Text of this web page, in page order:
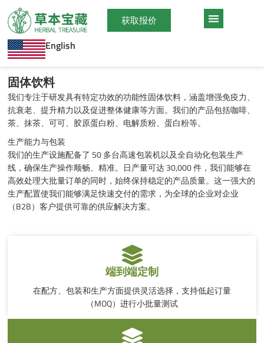
至
容
获取报价
English
固体饮料
我们专注于研发具有特定功效的功能性固体饮料，涵盖增强免疫力、
抗衰老、提升精力以及促进整体健康等方面。我们的产品包括咖啡、
茶、抹茶、可可、胶原蛋白粉、电解质粉、蛋白粉等。
生产能力与包装
我们的生产设施配备了 50 多台高速包装机以及全自动化包装生产
线，确保生产操作顺畅、精准。日产量可达 30,000 件，我们能够在
高效处理大批量订单的同时，始终保持稳定的产品质量。这一强大的
生产配置使我们能够满足快速交付的需求，为全球的企业对企业
（B2B）客户提供可靠的供应解决方案。
端到端定制
在配方、包装和生产方面提供灵活选择，支持低起订量
（MOQ）进行小批量测试